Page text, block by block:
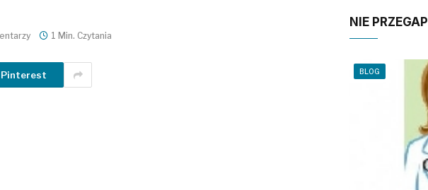
1 Min. Czytania
Pinterest
NIE PRZEGAP
BLOG